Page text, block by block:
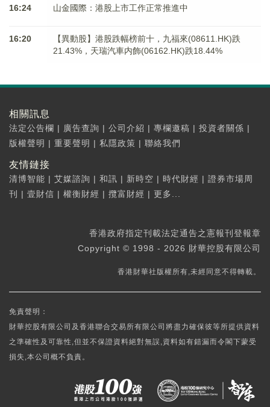
16:24 山金國際：港股上市工作正常推進中
16:20
【異動股】港股跌幅榜前十，九福來(08611.HK)跌
21.43%，天瑞汽車内飾(06162.HK)跌18.44%
相關訊息
法定公告欄 | 廣告查詢 | 公司介紹 | 專欄邀稿 | 投資者關係 |
版權聲明 | 重要聲明 | 私隱政策 | 聯絡我們
友情鏈接
清博智能 | 艾媒諮詢 | 和訊 | 新時空 | 時代財經 | 證券市場周
刊
| 壹財信 | 權衡財經 | 攬富財經 | 更多...
香港政府指定刊載法定通告之憲報刊登報章
Copyright © 1998 - 2026 財華控股有限公司
香港財華社版權所有,未經同意不得轉載。
免責聲明：
財華控股有限公司及香港聯合交易所有限公司將盡力確保彼等所提供資料
之準確性及可靠性,但並不保證資料絕對無誤,資料如有錯漏而令閣下蒙受
損失,本公司概不負責。